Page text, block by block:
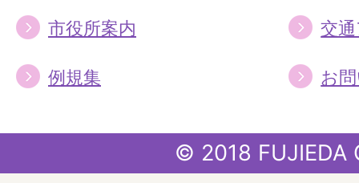
市役所案内 交
例規集 お
© 2018 FUJIEDA